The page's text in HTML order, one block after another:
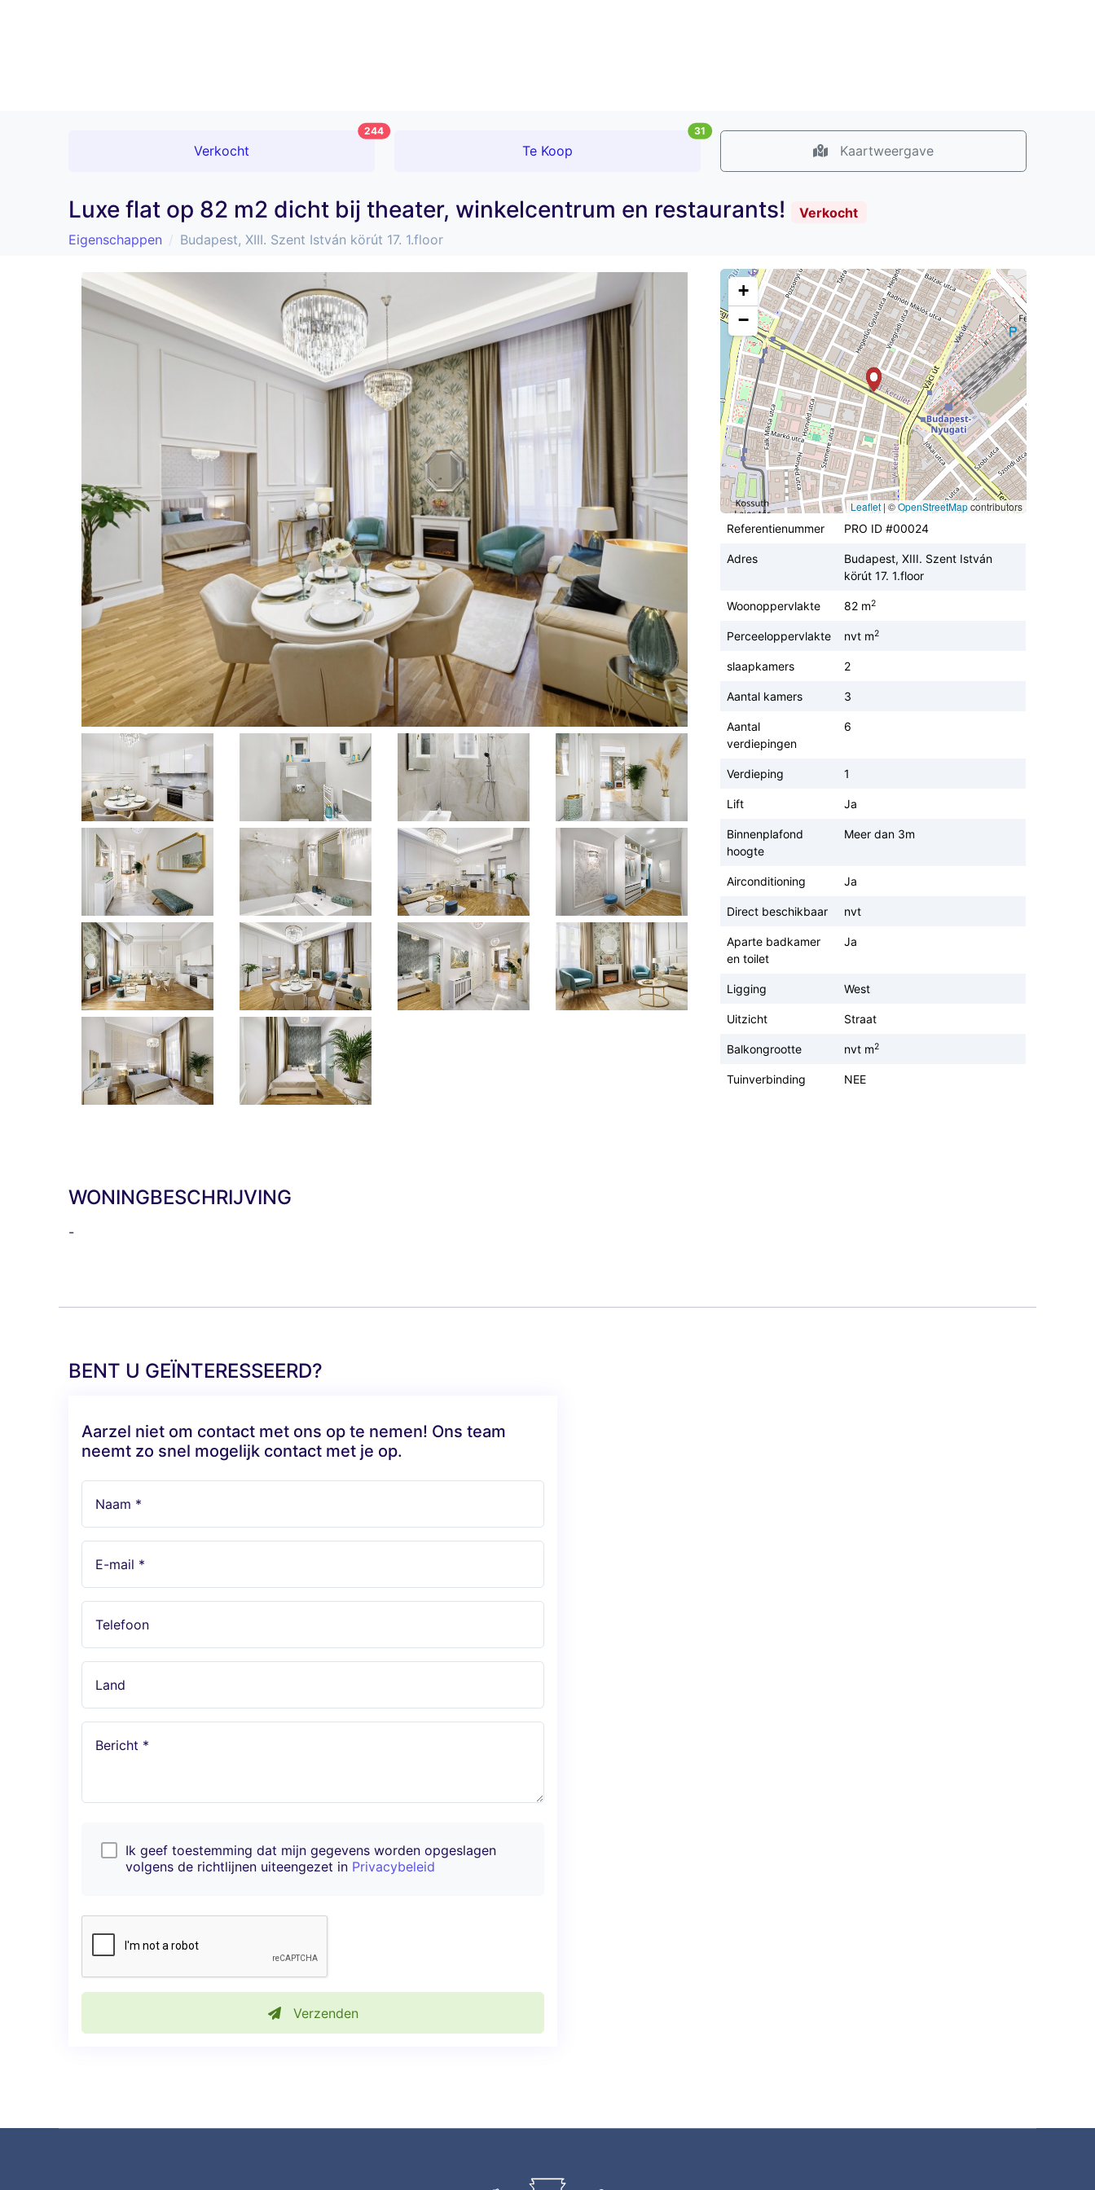
Verkocht
244
Te Koop
31
Kaartweergave
Luxe flat op 82 m2 dicht bij theater, winkelcentrum en restaurants!
Verkocht
Eigenschappen
Budapest, XIII. Szent István körút 17. 1.floor
+
−
Leaflet | ©OpenStreetMapcontributors
Referentienummer
PRO ID #00024
Adres
Budapest, XIII. Szent István
körút 17. 1.floor
Woonoppervlakte 82 m2
Perceeloppervlakte nvt m2
slaapkamers 2
Aantal kamers 3
Aantal
verdiepingen
6
Verdieping 1
Lift Ja
Binnenplafond
hoogte
Meer dan 3m
Airconditioning Ja
Direct beschikbaar nvt
Aparte badkamer
en toilet
Ja
Ligging West
Uitzicht Straat
Balkongrootte nvt m2
Tuinverbinding NEE
WONINGBESCHRIJVING
-
BENT U GEÏNTERESSEERD?
Aarzel niet om contact met ons op te nemen! Ons team
neemt zo snel mogelijk contact met je op.
Naam *
E-mail *
Telefoon
Land
Bericht *
Ik geef toestemming dat mijn gegevens worden opgeslagen
volgens de richtlijnen uiteengezet in Privacybeleid
Verzenden